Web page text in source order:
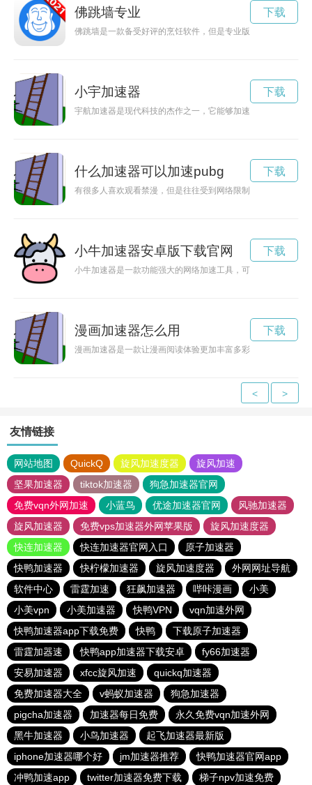
佛跳墙专业
佛跳墙是一款备受好评的烹饪软件，但是专业版需要付费购买
下载
小宇加速器
宇航加速器是现代科技的杰作之一，它能够加速飞行器的速度
下载
什么加速器可以加速pubg
有很多人喜欢观看禁漫，但是往往受到网络限制，影响了观看
下载
小牛加速器安卓版下载官网
小牛加速器是一款功能强大的网络加速工具，可以帮助用户提
下载
漫画加速器怎么用
漫画加速器是一款让漫画阅读体验更加丰富多彩的工具，通过
下载
< >
友情链接
网站地图 QuickQ 旋风加速度器
旋风加速
坚果加速器
tiktok加速器
狗急加速器官网
免费vqn外网加速
小蓝鸟 优途加速器官网
风驰加速器
旋风加速器
免费vps加速器外网苹果版
旋风加速度器
快连加速器
快连加速器官网入口
原子加速器
快鸭加速器
快柠檬加速器 旋风加速度器
外网网址导航
软件中心
雷霆加速 狂飙加速器 哔咔漫画
小美
小美vpn
小美加速器 快鸭VPN
vqn加速外网
快鸭加速器app下载免费
快鸭
下载原子加速器
雷霆加器速
快鸭app加速器下载安卓
fy66加速器
安易加速器
xfcc旋风加速
quickq加速器
免费加速器大全
v蚂蚁加速器
狗急加速器
pigcha加速器
加速器每日免费
永久免费vqn加速外网
黑牛加速器
小鸟加速器
起飞加速器最新版
iphone加速器哪个好
jm加速器推荐
快鸭加速器官网app
冲鸭加速app
twitter加速器免费下载 梯子npv加速免费